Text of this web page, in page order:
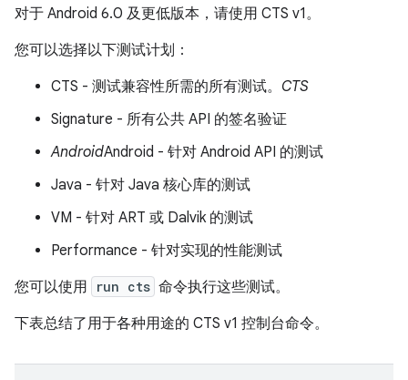
对于 Android 6.0 及更低版本，请使用 CTS v1。
您可以选择以下测试计划：
CTS - 测试兼容性所需的所有测试。 CTS
Signature - 所有公共 API 的签名验证
AndroidAndroid - 针对 Android API 的测试
Java - 针对 Java 核心库的测试
VM - 针对 ART 或 Dalvik 的测试
Performance - 针对实现的性能测试
您可以使用
run cts 命令执行这些测试。
下表总结了用于各种用途的 CTS v1 控制台命令。